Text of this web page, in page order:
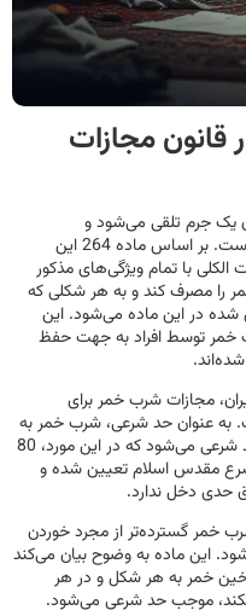
مجازات
یک جرم تلقی می‌شود و
مجازات‌های مشخصی برای آن تعیین شده است. بر اساس ماده 264 این
با تمام ویژگی‌های مذکور
را مصرف کند و به هر شکلی که
شده در این ماده می‌شود. این
خمر توسط افراد به جهت حفظ
مجازات شرب خمر برای
به عنوان حد شرعی، شرب خمر به
هر شکلی که باشد، موجب اجرای مجازات حد شرعی می‌شود که در این مورد، 80
مقدس اسلام تعیین شده و
حدی دخل ندارد.
خمر گسترده‌تر از مجرد خوردن
این ماده به وضوح بیان می‌کند
خمر به هر شکل و در هر
نکند، موجب حد شرعی می‌شود.